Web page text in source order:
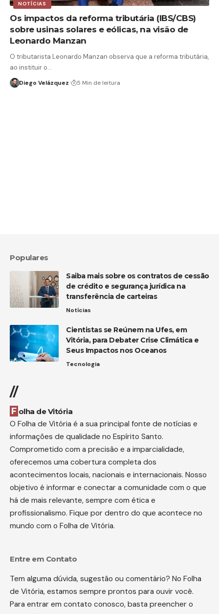
NOTÍCIAS
Os impactos da reforma tributária (IBS/CBS)
sobre usinas solares e eólicas, na visão de
Leonardo Manzan
O tributarista Leonardo Manzan observa que a reforma tributária,
ao instituir o…
Diego Velázquez 5 Min de leitura
Populares
Saiba mais sobre os contratos de cessão
de crédito e segurança jurídica na
transferência de carteiras
Notícias
Cientistas se Reúnem na Ufes, em
Vitória, para Debater Crise Climática e
Seus Impactos nos Oceanos
Tecnologia
//
Folha de Vitória
O Folha de Vitória é a sua principal fonte de notícias e
informações de qualidade no Espírito Santo.
Comprometido com a precisão e a imparcialidade,
oferecemos uma cobertura completa dos
acontecimentos locais, nacionais e internacionais. Nosso
objetivo é informar e conectar a comunidade com o que
há de mais relevante, sempre com ética e
profissionalismo. Fique por dentro do que acontece no
mundo com o Folha de Vitória.
Entre em Contato
Tem alguma dúvida, sugestão ou comentário? No Folha
de Vitória, estamos sempre prontos para ouvir você.
Para entrar em contato conosco, basta preencher o